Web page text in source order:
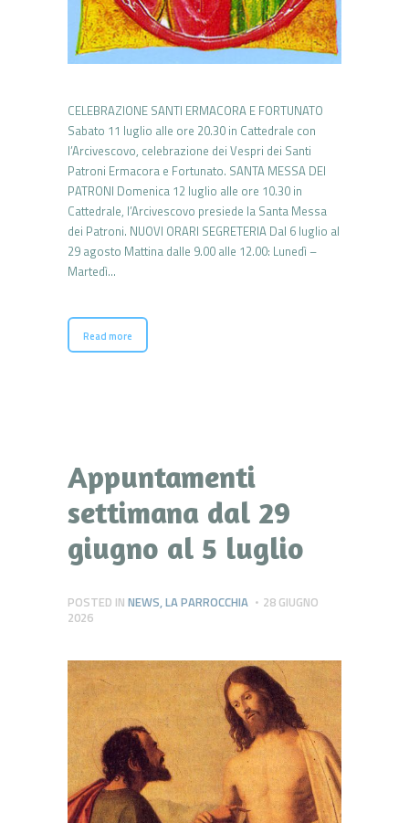
CELEBRAZIONE SANTI ERMACORA E FORTUNATO
Sabato 11 luglio alle ore 20.30 in Cattedrale con
l’Arcivescovo, celebrazione dei Vespri dei Santi
Patroni Ermacora e Fortunato. SANTA MESSA DEI
PATRONI Domenica 12 luglio alle ore 10.30 in
Cattedrale, l’Arcivescovo presiede la Santa Messa
dei Patroni. NUOVI ORARI SEGRETERIA Dal 6 luglio al
29 agosto Mattina dalle 9.00 alle 12.00: Lunedì –
Martedì…
Read more
Appuntamenti
settimana dal 29
giugno al 5 luglio
POSTED IN NEWS,LA PARROCCHIA
28 GIUGNO
2026